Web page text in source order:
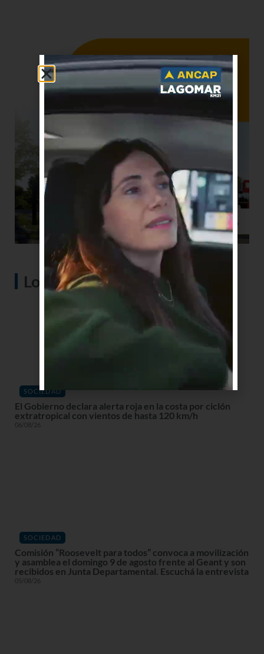
Lo más visto
SOCIEDAD
El Gobierno declara alerta roja en la costa por ciclón
extratropical con vientos de hasta 120 km/h
06/08/26
SOCIEDAD
Comisión “Roosevelt para todos” convoca a movilización
y asamblea el domingo 9 de agosto frente al Geant y son
recibidos en Junta Departamental. Escuchá la entrevista
05/08/26